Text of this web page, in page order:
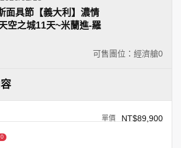
可售團位：經濟艙0
面具節【義大利】濃情
空之城11天~米蘭進-羅
NT$89,900
0